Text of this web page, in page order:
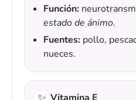
Función:
estado de ánimo.
Fuentes:pollo,
nueces.